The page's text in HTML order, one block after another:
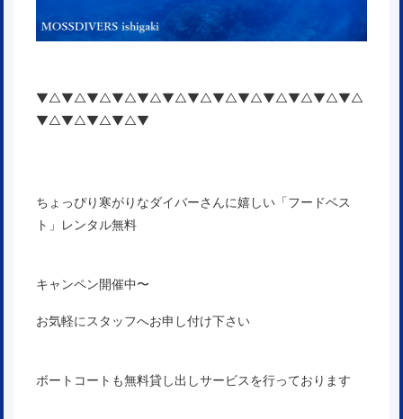
▼△▼△▼△▼△▼△▼△▼△▼△▼△▼△▼△▼△▼△
▼△▼△▼△▼△▼
ちょっぴり寒がりなダイバーさんに嬉しい「フードベス
ト」レンタル無料
キャンペン開催中〜
お気軽にスタッフへお申し付け下さい
ボートコートも無料貸し出しサービスを行っております